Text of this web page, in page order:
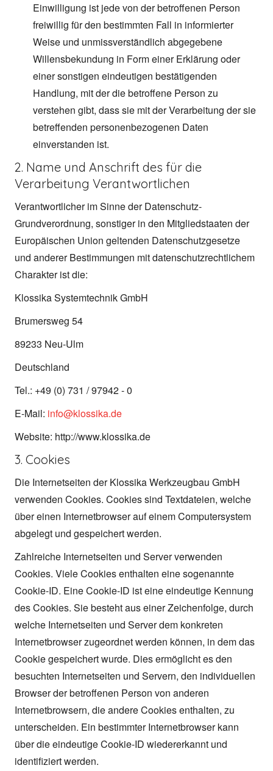
Einwilligung ist jede von der betroffenen Person
freiwillig für den bestimmten Fall in informierter
Weise und unmissverständlich abgegebene
Willensbekundung in Form einer Erklärung oder
einer sonstigen eindeutigen bestätigenden
Handlung, mit der die betroffene Person zu
verstehen gibt, dass sie mit der Verarbeitung der sie
betreffenden personenbezogenen Daten
einverstanden ist.
2. Name und Anschrift des für die
Verarbeitung Verantwortlichen
Verantwortlicher im Sinne der Datenschutz-
Grundverordnung, sonstiger in den Mitgliedstaaten der
Europäischen Union geltenden Datenschutzgesetze
und anderer Bestimmungen mit datenschutzrechtlichem
Charakter ist die:
Klossika Systemtechnik GmbH
Brumersweg 54
89233 Neu-Ulm
Deutschland
Tel.: +49 (0) 731 / 97942 - 0
E-Mail: info@klossika.de
Website: http://www.klossika.de
3. Cookies
Die Internetseiten der Klossika Werkzeugbau GmbH
verwenden Cookies. Cookies sind Textdateien, welche
über einen Internetbrowser auf einem Computersystem
abgelegt und gespeichert werden.
Zahlreiche Internetseiten und Server verwenden
Cookies. Viele Cookies enthalten eine sogenannte
Cookie-ID. Eine Cookie-ID ist eine eindeutige Kennung
des Cookies. Sie besteht aus einer Zeichenfolge, durch
welche Internetseiten und Server dem konkreten
Internetbrowser zugeordnet werden können, in dem das
Cookie gespeichert wurde. Dies ermöglicht es den
besuchten Internetseiten und Servern, den individuellen
Browser der betroffenen Person von anderen
Internetbrowsern, die andere Cookies enthalten, zu
unterscheiden. Ein bestimmter Internetbrowser kann
über die eindeutige Cookie-ID wiedererkannt und
identifiziert werden.